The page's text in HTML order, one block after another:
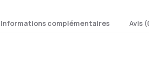
Informations complémentaires Avis